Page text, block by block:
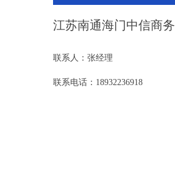
江苏南通海门中信商务
联系人：张经理
联系电话：18932236918